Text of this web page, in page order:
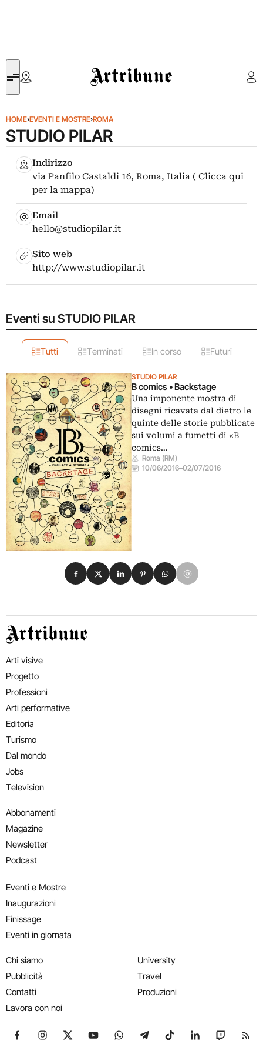
Artribune
HOME›EVENTI E MOSTRE›ROMA
STUDIO PILAR
Indirizzo
via Panfilo Castaldi 16, Roma, Italia ( Clicca qui
per la mappa)
Email
hello@studiopilar.it
Sito web
http://www.studiopilar.it
Eventi su STUDIO PILAR
Tutti Terminati In corso Futuri
STUDIO PILAR
B comics • Backstage
Una imponente mostra di
disegni ricavata dal dietro le
quinte delle storie pubblicate
sui volumi a fumetti di «B
comics…
Roma (RM)
10/06/2016–02/07/2016
Condividi su Facebook
Condividi su X
Condividi su LinkedIn
Condividi su Pinterest
Condividi su WhatsApp
Condividi su Email
Artribune
Arti visive
Progetto
Professioni
Arti performative
Editoria
Turismo
Dal mondo
Jobs
Television
Abbonamenti
Magazine
Newsletter
Podcast
Eventi e Mostre
Inaugurazioni
Finissage
Eventi in giornata
Chi siamo
Pubblicità
Contatti
Lavora con noi
University
Travel
Produzioni
Seguici su Facebook
Seguici su Instagram
Seguici su X
Seguici su YouTube
Seguici su WhatsApp
Seguici su Telegram
Seguici su TikTok
Seguici su
Seguici